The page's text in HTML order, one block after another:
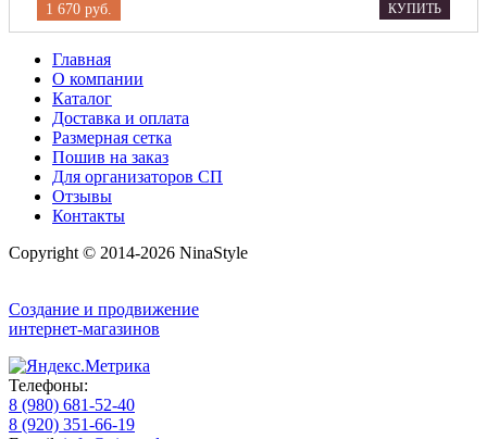
1 670 руб. КУПИТЬ
Главная
О компании
Каталог
Доставка и оплата
Размерная сетка
Пошив на заказ
Для организаторов СП
Отзывы
Контакты
Copyright © 2014-2026 NinaStyle
Создание и продвижение
интернет-магазинов
Телефоны:
8 (980) 681-52-40
8 (920) 351-66-19